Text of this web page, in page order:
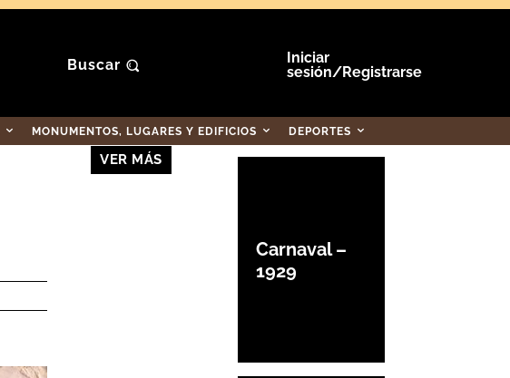
Buscar
Iniciar
sesión/Registrarse
MONUMENTOS, LUGARES Y EDIFICIOS DEPORTES
VER MÁS
Carnaval –
1929